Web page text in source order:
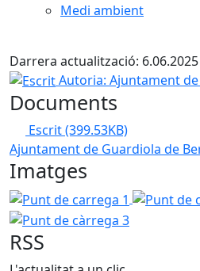
Medi ambient
Darrera actualització:
Escrit
Autoria: Ajuntament
Documents
Escrit(399.53KB)
Ajuntament de Guardiola de
Imatges
Punt de carrega 1 Punt de
RSS